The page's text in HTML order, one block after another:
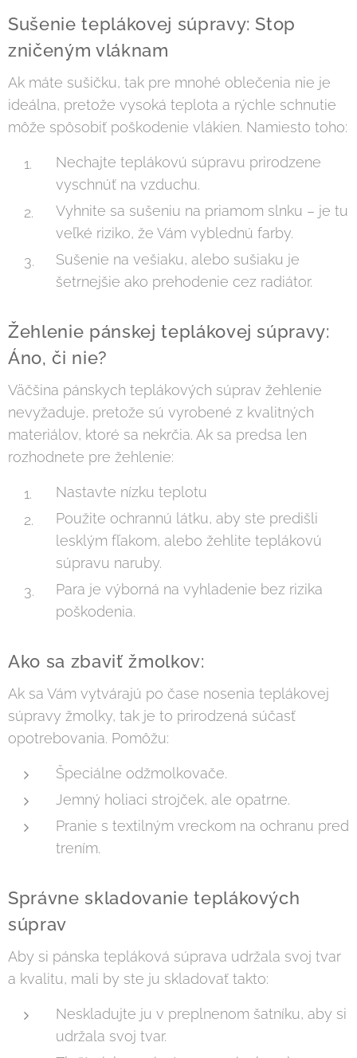
Sušenie teplákovej súpravy: Stop
zničeným vláknam
Ak máte sušičku, tak pre mnohé oblečenia nie je
ideálna, pretože vysoká teplota a rýchle schnutie
môže spôsobiť poškodenie vlákien. Namiesto toho:
Nechajte teplákovú súpravu prirodzene
vyschnúť na vzduchu.
Vyhnite sa sušeniu na priamom slnku – je tu
veľké riziko, že Vám vyblednú farby.
Sušenie na vešiaku, alebo sušiaku je
šetrnejšie ako prehodenie cez radiátor.
Žehlenie pánskej teplákovej súpravy:
Áno, či nie?
Väčšina pánskych teplákových súprav žehlenie
nevyžaduje, pretože sú vyrobené z kvalitných
materiálov, ktoré sa nekrčia. Ak sa predsa len
rozhodnete pre žehlenie:
Nastavte nízku teplotu
Použite ochrannú látku, aby ste predišli
lesklým fľakom, alebo žehlite teplákovú
súpravu naruby.
Para je výborná na vyhladenie bez rizika
poškodenia.
Ako sa zbaviť žmolkov:
Ak sa Vám vytvárajú po čase nosenia teplákovej
súpravy žmolky, tak je to prirodzená súčasť
opotrebovania. Pomôžu:
Špeciálne odžmolkovače.
Jemný holiaci strojček, ale opatrne.
Pranie s textilným vreckom na ochranu pred
trením.
Správne skladovanie teplákových
súprav
Aby si pánska tepláková súprava udržala svoj tvar
a kvalitu, mali by ste ju skladovať takto:
Neskladujte ju v preplnenom šatníku, aby si
udržala svoj tvar.